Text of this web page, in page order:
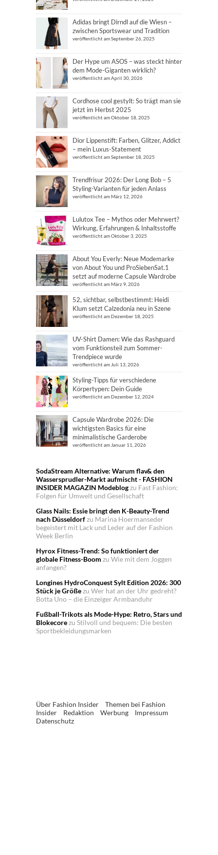
Adidas bringt Dirndl auf die Wiesn –
zwischen Sportswear und Tradition
veröffentlicht am September 26, 2025
Der Hype um ASOS – was steckt hinter
dem Mode-Giganten wirklich?
veröffentlicht am April 30, 2026
Cordhose cool gestylt: So trägt man sie
jetzt im Herbst 2025
veröffentlicht am Oktober 18, 2025
Dior Lippenstift: Farben, Glitzer, Addict
– mein Luxus-Statement
veröffentlicht am September 18, 2025
Trendfrisur 2026: Der Long Bob – 5
Styling-Varianten für jeden Anlass
veröffentlicht am März 12, 2026
Lulutox Tee – Mythos oder Mehrwert?
Wirkung, Erfahrungen & Inhaltsstoffe
veröffentlicht am Oktober 3, 2025
About You Everly: Neue Modemarke
von About You und ProSiebenSat.1
setzt auf moderne Capsule Wardrobe
veröffentlicht am März 9, 2026
52, sichtbar, selbstbestimmt: Heidi
Klum setzt Calzedonia neu in Szene
veröffentlicht am Dezember 18, 2025
UV-Shirt Damen: Wie das Rashguard
vom Funktionsteil zum Sommer-
Trendpiece wurde
veröffentlicht am Juli 13, 2026
Styling-Tipps für verschiedene
Körpertypen: Dein Guide
veröffentlicht am Dezember 12, 2024
Capsule Wardrobe 2026: Die
wichtigsten Basics für eine
minimalistische Garderobe
veröffentlicht am Januar 11, 2026
SodaStream Alternative: Warum flav& den
Wassersprudler-Markt aufmischt - FASHION
INSIDER MAGAZIN Modeblogzu Fast Fashion:
Folgen für Umwelt und Gesellschaft
Glass Nails: Essie bringt den K-Beauty-Trend
nach Düsseldorfzu Marina Hoermanseder
begeistert mit Lack und Leder auf der Fashion
Week Berlin
Hyrox Fitness-Trend: So funktioniert der
globale Fitness-Boom zu Wie mit dem Joggen
anfangen?
Longines HydroConquest Sylt Edition 2026: 300
Stück je Größezu Wer hat an der Uhr gedreht?
Botta Uno – die Einzeiger Armbanduhr
Fußball-Trikots als Mode-Hype: Retro, Stars und
Blokecorezu Stilvoll und bequem: Die besten
Sportbekleidungsmarken
Über Fashion Insider
Themen bei Fashion
Insider
Redaktion Werbung
Impressum
Datenschutz